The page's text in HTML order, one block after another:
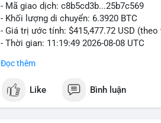
- Mã giao dịch: c8b5cd3b...25b7c569
- Khối lượng di chuyển: 6.3920 BTC
- Giá trị ước tính: $415,477.72 USD (theo
- Thời gian: 11:19:49 2026-08-08 UTC
Nhận định phân tích: Giao dịch 6.3920
ánh sự dịch chuyển dòng tiền có chủ
tài sản giữa các ví nóng hoặc chuẩn bị
Đọc thêm
Like Bình luận